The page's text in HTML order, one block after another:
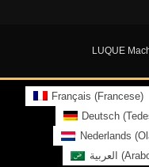
LUQUE
Français (Francese)
Deutsch (
Nederlands (
العربية (